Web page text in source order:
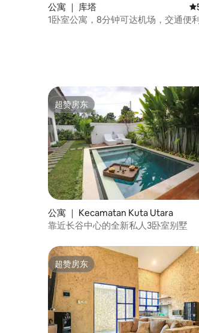
公寓 ｜ 库塔
1卧室公寓，8分钟可达机场，交通便
超赞房东
超赞房东
公寓 ｜ Kecamatan Kuta Utara
靠近长谷中心的全新私人3卧室别墅
超赞房东
超赞房东